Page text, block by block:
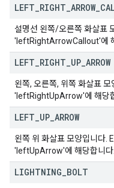
LEFT RIGHT ARROW_
설명선 왼쪽/오른쪽 화살표
'leftRightArrowCallout'에
LEFT RIGHT UP ARROW
왼쪽, 오른쪽, 위쪽 화살표
'leftRightUpArrow'에 해당
LEFT UP ARROW
왼쪽 위 화살표 모양입니다
'leftUpArrow'에 해당합니다.
LIGHTNING BOLT